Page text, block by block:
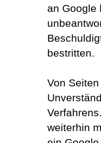
an Google
bestritten.
Von
weiterhin